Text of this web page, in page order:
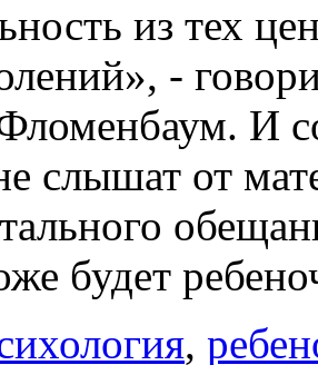
из тех
-
И
слышат от
будет
,